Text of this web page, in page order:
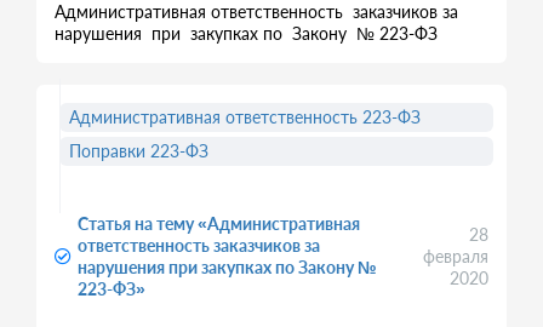
Административная ответственность заказчиков за
нарушения при закупках по Закону № 223-ФЗ
Статья на тему «Административная
ответственность заказчиков за
нарушения при закупках по Закону №
223-ФЗ»
28
февраля
2020
Административная ответственность 223-ФЗ
Поправки 223-ФЗ